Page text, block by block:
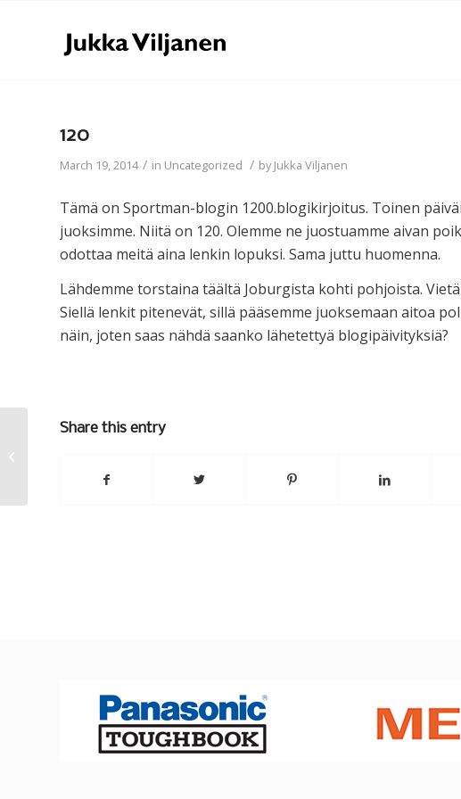
120
March 19, 2014 / in Uncategorized / byJukka Viljanen
Tämä on Sportman-blogin 1200.blogikirjoitus. Toinen
juoksimme. Niitä on 120. Olemme ne juostuamme aivan
odottaa meitä aina lenkin lopuksi. Sama juttu huomenna.
Lähdemme torstaina täältä Joburgista kohti pohjoista.
Siellä lenkit pitenevät, sillä pääsemme juoksemaan aitoa
näin, joten saas nähdä saanko lähetettyä blogipäivityksiä?
Share this entry